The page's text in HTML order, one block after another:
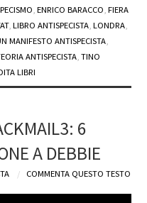
,ENRICO BARACCO ,FIERA
,LIBRO ANTISPECISTA ,LONDRA
MANIFESTO ANTISPECISTA
ANTISPECISTA ,TINO
LIBRI
6
A DEBBIE
COMMENTA QUESTO TESTO